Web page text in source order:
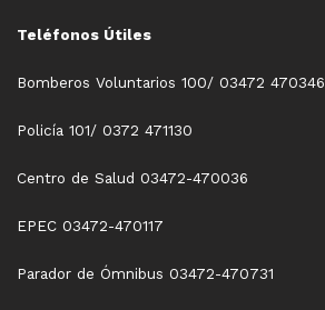
Teléfonos Útiles
Bomberos Voluntarios 100/ 03472 470346
Policía 101/ 0372 471130
Centro de Salud 03472-470036
EPEC 03472-470117
Parador de Ómnibus 03472-470731